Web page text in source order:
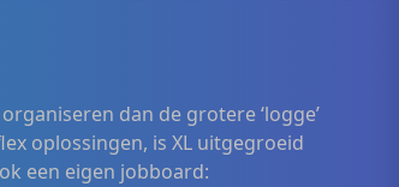
dan de grotere ‘logge’
oplossingen, is XL uitgegroeid
een eigen jobboard: